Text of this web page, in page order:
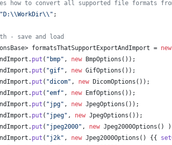
how to convert all supported file formats
"D:\\WorkDir\\ " ;
- save and load
> formatsThatSupportExportAndImport = new
. put ( "bmp" , new BmpOptions ());
. put ( "gif" , new GifOptions ());
. put ( "dicom" , new DicomOptions ());
. put ( "emf" , new EmfOptions ());
. put ( "jpg" , new JpegOptions ());
. put ( "jpeg" , new JpegOptions ());
. put ( "jpeg2000" , new Jpeg2000Options ()
. put ( "j2k" , new Jpeg2000Options () {{